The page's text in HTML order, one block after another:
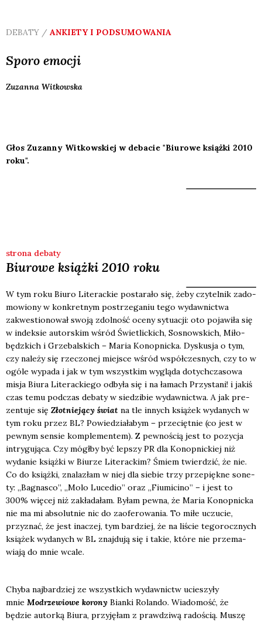
DEBATY / ANKIETY I PODSUMOWANIA
Sporo emocji
Zuzanna Witkowska
Głos Zuzanny Witkowskiej w debacie "Biurowe książki 2010
roku".
strona debaty
Biurowe książki 2010 roku
W tym roku Biu­ro Lite­rac­kie posta­ra­ło się, żeby czy­tel­nik zado­
mo­wio­ny w kon­kret­nym postrze­ga­niu tego wydaw­nic­twa
zakwe­stio­no­wał swo­ją zdol­ność oce­ny sytu­acji: oto poja­wi­ła się
w indek­sie autor­skim wśród Świe­tlic­kich, Sosnow­skich, Miło­
będz­kich i Grze­bal­skich – Maria Konop­nic­ka. Dys­ku­sja o tym,
czy nale­ży się rze­czo­nej miej­sce wśród współ­cze­snych, czy to w
ogó­le wypa­da i jak w tym wszyst­kim wyglą­da dotych­cza­so­wa
misja Biu­ra Lite­rac­kie­go odby­ła się i na łamach Przy­sta­ni! i jakiś
czas temu pod­czas deba­ty w sie­dzi­bie wydaw­nic­twa. A jak pre­
zen­tu­je się Złot­nie­ją­cy świat na tle innych ksią­żek wyda­nych w
tym roku przez BL? Powie­dzia­ła­bym – prze­cięt­nie (co jest w
pew­nym sen­sie kom­ple­men­tem). Z pew­no­ścią jest to pozy­cja
intry­gu­ją­ca. Czy mógł­by być lep­szy PR dla Konop­nic­kiej niż
wyda­nie książ­ki w Biu­rze Lite­rac­kim? Śmiem twier­dzić, że nie.
Co do książ­ki, zna­la­złam w niej dla sie­bie trzy prze­pięk­ne sone­
ty: „Bagna­sco”, „Molo Luce­dio” oraz „Fiu­mi­ci­no” – i jest to
300% wię­cej niż zakła­da­łam. Byłam pew­na, że Maria Konop­nic­ka
nie ma mi abso­lut­nie nic do zaofe­ro­wa­nia. To miłe uczu­cie,
przy­znać, że jest ina­czej, tym bar­dziej, że na liście tego­rocz­nych
ksią­żek wyda­nych w BL znaj­du­ją się i takie, któ­re nie prze­ma­
wia­ją do mnie wca­le.
Chy­ba naj­bar­dziej ze wszyst­kich wydaw­nictw ucie­szy­ły
mnie Modrze­wio­we koro­ny Bian­ki Rolan­do. Wia­do­mość, że
będzie autor­ką Biu­ra, przy­ję­łam z praw­dzi­wą rado­ścią. Muszę